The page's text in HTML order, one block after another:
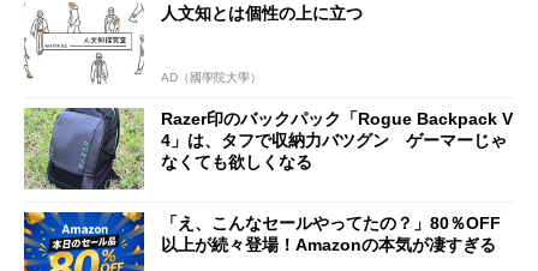
人文知とは個性の上に立つ
AD（國學院大學）
Razer印のバックパック「Rogue Backpack V
4」は、タフで収納力バツグン ゲーマーじゃ
なくても欲しくなる
「え、こんなセールやってたの？」80％OFF
以上が続々登場！Amazonの本気が凄すぎる